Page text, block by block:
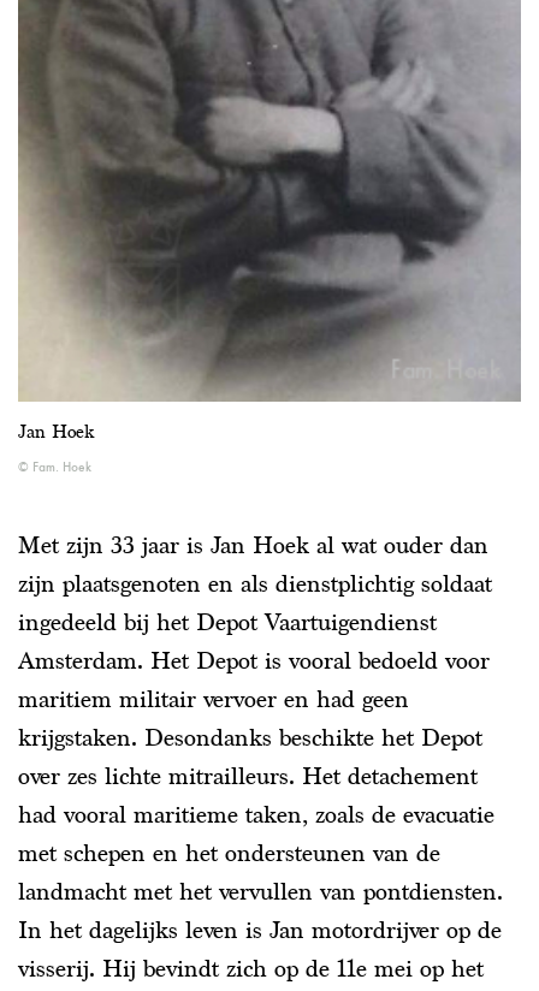
Jan Hoek
Fam. Hoek
Met zijn 33 jaar is Jan Hoek al wat ouder dan
zijn plaatsgenoten en als dienstplichtig soldaat
ingedeeld bij het Depot Vaartuigendienst
Amsterdam. Het Depot is vooral bedoeld voor
maritiem militair vervoer en had geen
krijgstaken. Desondanks beschikte het Depot
over zes lichte mitrailleurs. Het detachement
had vooral maritieme taken, zoals de evacuatie
met schepen en het ondersteunen van de
landmacht met het vervullen van pontdiensten.
In het dagelijks leven is Jan motordrijver op de
visserij. Hij bevindt zich op de 11e mei op het